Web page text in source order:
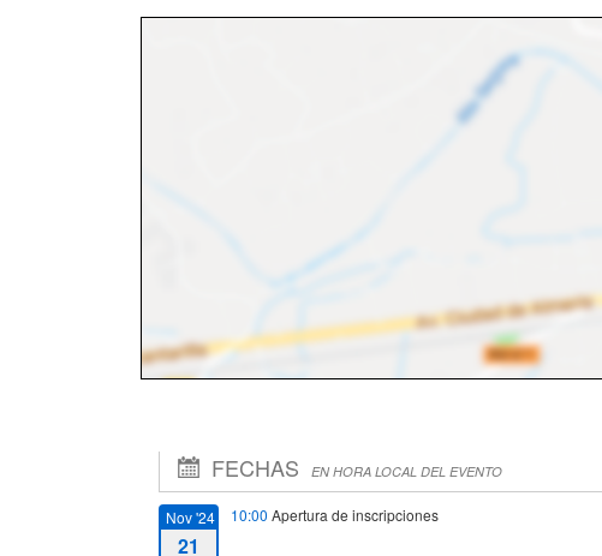
FECHAS EN HORA LOCAL DEL EVENTO
Nov '24
21
10:00 Apertura de inscripciones